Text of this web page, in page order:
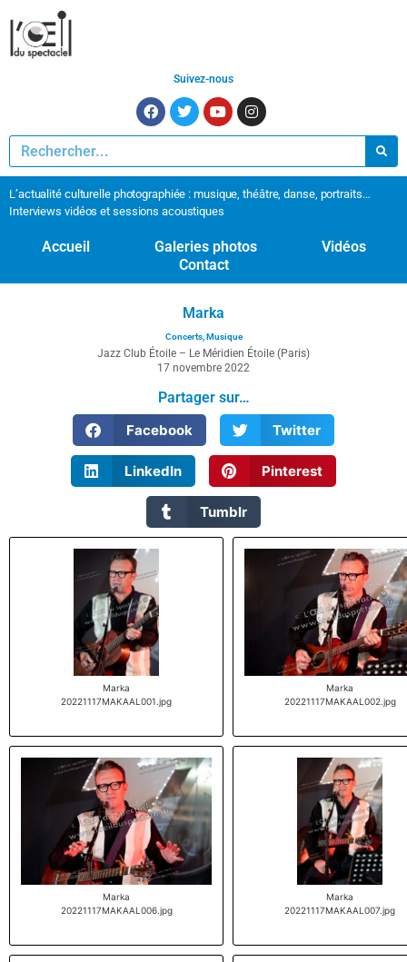
Suivez-nous
L’actualité culturelle photographiée : musique, théâtre, danse, portraits…
Interviews vidéos et sessions acoustiques
Accueil Galeries photos
Vidéos
Contact
Marka
Concerts,Musique
Jazz Club Étoile – Le Méridien Étoile (Paris)
17 novembre 2022
Partager sur…
Facebook
Twitter
LinkedIn Pinterest
Tumblr
Marka
20221117MAKAAL001.jpg
Marka
20221117MAKAAL002.jpg
Marka
20221117MAKAAL006.jpg
Marka
20221117MAKAAL007.jpg